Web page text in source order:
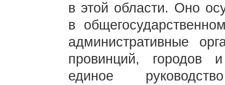
в этой области. Оно
в
административные
провинций, городов
единое